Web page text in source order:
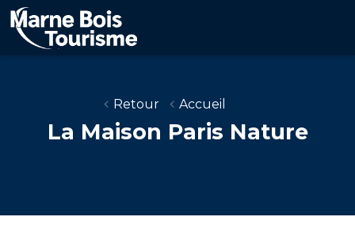
Aller
au
contenu
principal
Retour Accueil
La Maison Paris Nature